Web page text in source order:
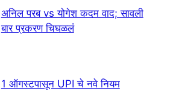
अनिल परब vs योगेश कदम वाद; सावली
बार प्रकरण चिघळलं
1 ऑगस्टपासून UPI चे नवे नियम